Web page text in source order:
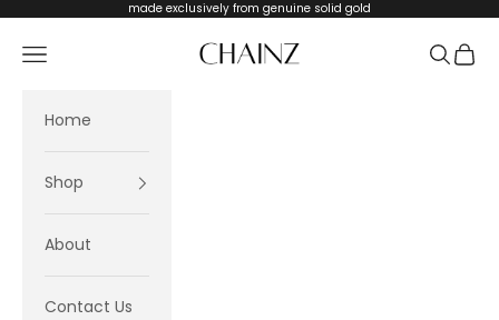
made exclusively from genuine solid gold
CHAINZ
Navigation menu Search
Cart
Home
Shop
About
Contact Us